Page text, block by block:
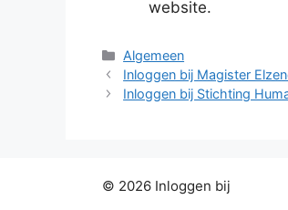
website.
Categorieën
Algemeen
Inloggen bij Magister
Inloggen bij Stichting
© 2026 Inloggen bij